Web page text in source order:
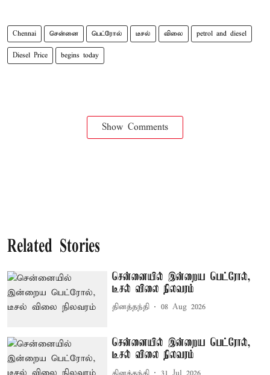
Chennai சென்னை பெட்ரோல் டீசல் விலை petrol and diesel
Diesel Price begins today
Show Comments
Related Stories
சென்னையில் இன்றைய பெட்ரோல்,
டீசல் விலை நிலவரம்
தினத்தந்தி 08 Aug 2026
சென்னையில் இன்றைய பெட்ரோல்,
டீசல் விலை நிலவரம்